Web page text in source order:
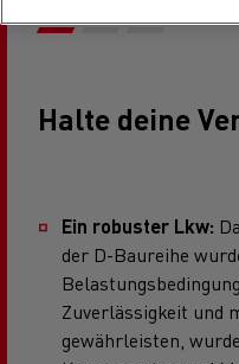
Halte deine
Ein robuster Lkw:
der D-Baureihe
Zuverlässigkeit und
gewährleisten,